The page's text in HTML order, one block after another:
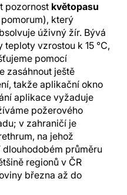
pozornost květopasu
který
úživný žír. Bývá
vzrostou k 15 °C,
pomocí
zasáhnout ještě
takže aplikační okno
aplikace vyžaduje
požerového
v zahraničí je
na jehož
průměru
regionů v ČR
března až do